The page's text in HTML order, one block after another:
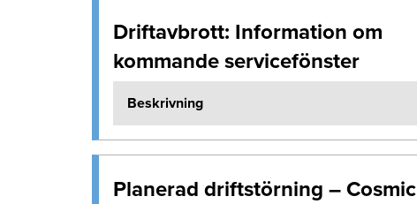
Driftavbrott: Information om
kommande servicefönster
Beskrivning
Planerad driftstörning – Cosmic